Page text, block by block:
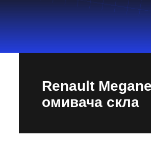
Renault
омивача скла